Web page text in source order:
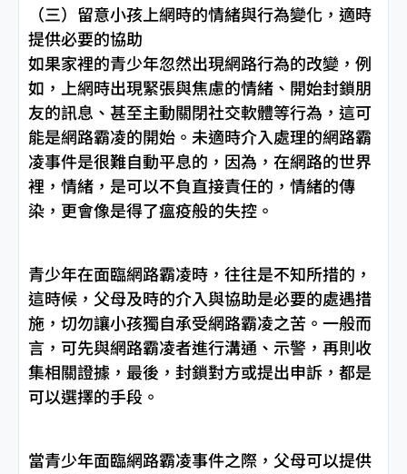
（三）留意小孩上網時的情緒與行為變化，適時
提供必要的協助
如果家裡的青少年忽然出現網路行為的改變，例
如，上網時出現緊張與焦慮的情緒、開始封鎖朋
友的訊息、甚至主動關閉社交軟體等行為，這可
能是網路霸凌的開始。未適時介入處理的網路霸
凌事件是很難自動平息的，因為，在網路的世界
裡，情緒，是可以不負直接責任的，情緒的傳
染，更會像是得了瘟疫般的失控。
青少年在面臨網路霸凌時，往往是不知所措的，
這時候，父母及時的介入與協助是必要的處遇措
施，切勿讓小孩獨自承受網路霸凌之苦。一般而
言，可先與網路霸凌者進行溝通、示警，再則收
集相關證據，最後，封鎖對方或提出申訴，都是
可以選擇的手段。
當青少年面臨網路霸凌事件之際，父母可以提供